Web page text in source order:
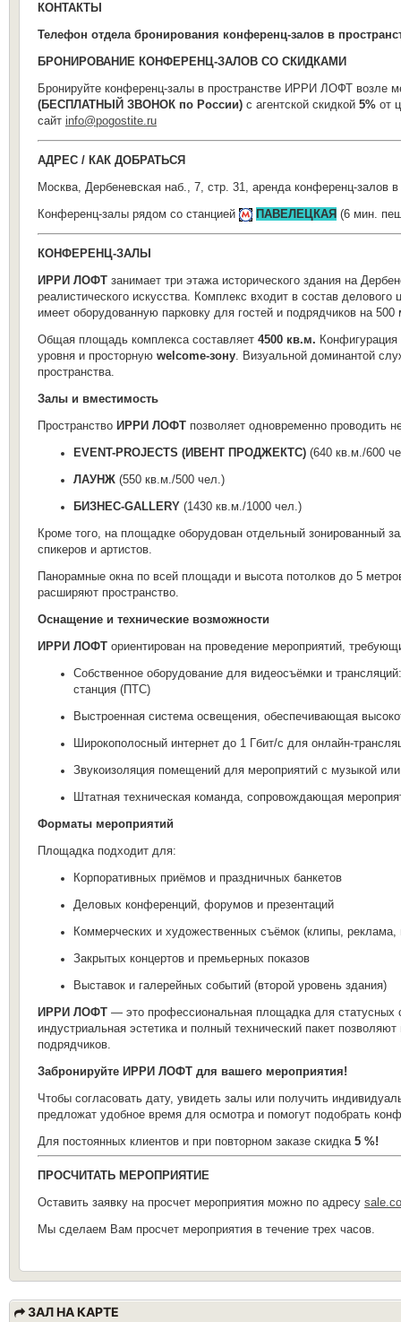
КОНТАКТЫ
Телефон отдела бронирования конференц-залов в
БРОНИРОВАНИЕ КОНФЕРЕНЦ-ЗАЛОВ СО СКИДКАМИ
Бронируйте конференц-залы в пространстве ИРРИ ЛОФТ возле
(БЕСПЛАТНЫЙ ЗВОНОК по России) с агентской скидкой 5% от
сайт info@pogostite.ru
АДРЕС / КАК ДОБРАТЬСЯ
Москва, Дербеневская наб., 7, стр. 31, аренда конференц-
Конференц-залы рядом со станцией
ПАВЕЛЕЦКАЯ (6 мин.
КОНФЕРЕНЦ-ЗАЛЫ
ИРРИ ЛОФТ занимает три этажа исторического здания на
реалистического искусства. Комплекс входит в состав
имеет оборудованную парковку для гостей и подрядчиков на
Общая площадь комплекса составляет 4500 кв.м.
уровня и просторную welcome-зону. Визуальной доминантой
пространства.
Залы и вместимость
Пространство ИРРИ ЛОФТ позволяет одновременно проводить
EVENT-PROJECTS (ИВЕНТ ПРОДЖЕКТС) (640 кв.м./600
ЛАУНЖ (550 кв.м./500 чел.)
БИЗНЕС-GALLERY (1430 кв.м./1000 чел.)
Кроме того, на площадке оборудован отдельный зонированный
спикеров и артистов.
Панорамные окна по всей площади и высота потолков до 5
расширяют пространство.
Оснащение и технические возможности
ИРРИ ЛОФТ ориентирован на проведение мероприятий,
Собственное оборудование для видеосъёмки и
станция (ПТС)
Выстроенная система освещения, обеспечивающая
Широкополосный интернет до 1 Гбит/с для онлайн-
Звукоизоляция помещений для мероприятий с музыкой
Штатная техническая команда, сопровождающая
Форматы мероприятий
Площадка подходит для:
Корпоративных приёмов и праздничных банкетов
Деловых конференций, форумов и презентаций
Коммерческих и художественных съёмок (клипы, реклама,
Закрытых концертов и премьерных показов
Выставок и галерейных событий (второй уровень здания)
ИРРИ ЛОФТ — это профессиональная площадка для статусных
индустриальная эстетика и полный технический пакет
подрядчиков.
Забронируйте ИРРИ ЛОФТ для вашего мероприятия!
Чтобы согласовать дату, увидеть залы или получить
предложат удобное время для осмотра и помогут подобрать
Для постоянных клиентов и при повторном заказе скидка 5 %!
ПРОСЧИТАТЬ МЕРОПРИЯТИЕ
Оставить заявку на просчет мероприятия можно по адресу
Мы сделаем Вам просчет мероприятия в течение трех часов.
ЗАЛ НА КАРТЕ